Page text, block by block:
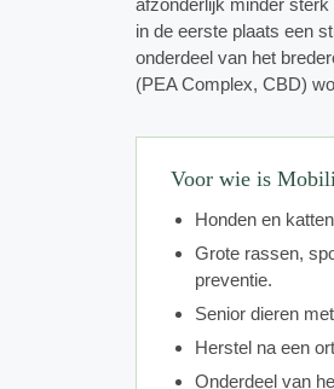
in de eerste plaats een
onderdeel van het
(PEA Complex, CBD)
Voor wie is
Honden en
Grote rassen,
preventie.
Senior dieren
Herstel na een
Onderdeel van